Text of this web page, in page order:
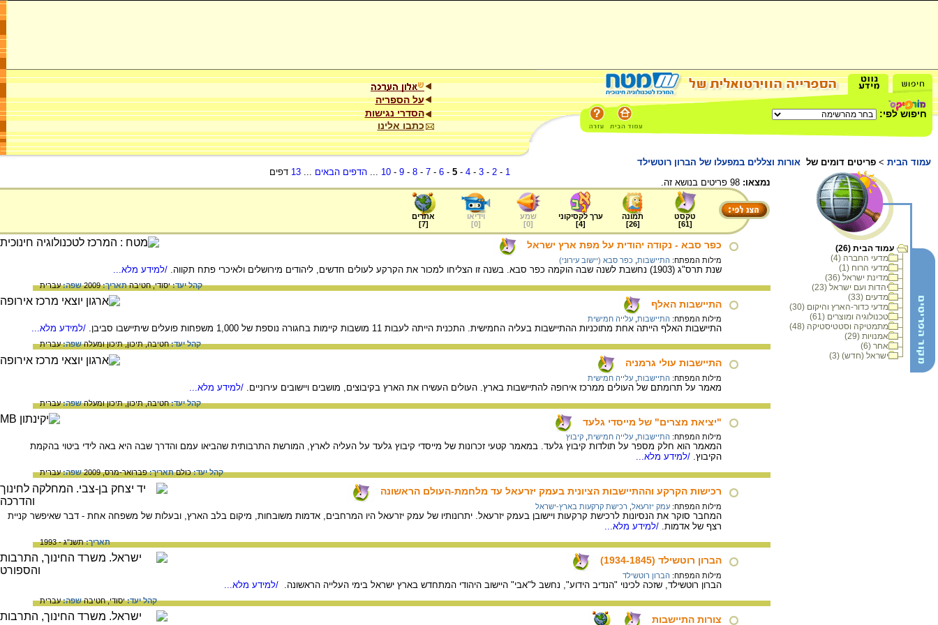
חיפוש לפי:
על הספריה
הסדרי נגישות
כתבו אלינו
עמוד הבית > פריטים דומים של אורות וצללים במפעלו של הברון רוטשילד
עמוד הבית (26)
מדעי החברה (4)
מדעי הרוח (1)
מדינת ישראל (36)
יהדות ועם ישראל (23)
מדעים (33)
מדעי כדור-הארץ והיקום (30)
טכנולוגיה ומוצרים (61)
מתמטיקה וסטטיסטיקה (48)
אמנויות (29)
אחר (6)
ישראל (חדש) (3)
1
-
2
-
3
-
4
-
5
-
6
-
7
-
8
-
9
-
10
...הדפים הבאים ...
13 דפים
נמצאו:
טקסט
[
61
]
תמונה
[
26
]
ערך לקסיקוני
[
4
]
שמע
[
0
]
וידיאו
[
0
]
אתרים
[
7
]
כפר סבא - נקודה יהודית על מפת ארץ ישראל
מילות המפתח: התיישבות כפר סבא (יישוב עירוני)
שנת תרס"ג (1903) נחשבת לשנה שבה הוקמה כפר סבא. בשנה זו הצליחו למכור את הקרקע לעולים חדשים, ליהודים מירושלים ולאיכרי פתח תקווה. /למידע מלא...
קהל יעד:יסודי,חטיבהתאריך:2009 שפה:עברית
התיישבות האלף
מילות המפתח: התיישבות עלייה חמישית
התיישבות האלף הייתה אחת מתוכניות ההתיישבות בעליה החמישית. התכנית הייתה לעבות 11 מושבות קיימות בחגורה נוספת של 1,000 משפחות פועלים שיתיישבו סביבן. /למידע מלא...
קהל יעד:חטיבה,תיכון,תיכון ומעלהשפה:עברית
התיישבות עולי גרמניה
מילות המפתח: התיישבות עלייה חמישית
מאמר על תרומתם של העולים ממרכז אירופה להתיישבות בארץ. העולים העשירו את הארץ בקיבוצים, מושבים ויישובים עירוניים. /למידע מלא...
קהל יעד:חטיבה,תיכון,תיכון ומעלהשפה:עברית
"יציאת מצרים" של מייסדי גלעד
מילות המפתח: התיישבות עלייה חמישית קיבוץ
המאמר הוא חלק מספר על תולדות קיבוץ גלעד. במאמר קטעי זכרונות של מייסדי קיבוץ גלעד על העליה לארץ, המורשת התרבותית שהביאו עמם והדרך שבה היא באה לידי ביטוי בהקמת
הקיבוץ. /למידע מלא...
קהל יעד:כולםתאריך:פברואר-מרס, 2009 שפה:עברית
רכישות הקרקע וההתיישבות הציונית בעמק יזרעאל עד מלחמת-העולם הראשונה
מילות המפתח: עמק יזרעאל רכישת קרקעות בארץ-ישראל
המחבר סוקר את הנסיונות לרכישת קרקעות ויישובן בעמק יזרעאל. יתרונותיו של עמק יזרעאל היו המרחבים, אדמות משובחות, מיקום בלב הארץ, ובעלות של משפחה אחת - דבר שאיפשר קניית
רצף של אדמות. /למידע מלא...
תאריך:תשנ"ג - 1993
הברון רוטשילד (1934-1845)
מילות המפתח: הברון רוטשילד
הברון רוטשילד, שזכה לכינוי "הנדיב הידוע", נחשב ל"אבי" היישוב היהודי המתחדש בארץ ישראל בימי העלייה הראשונה. /למידע מלא...
קהל יעד:יסודי,חטיבהשפה:עברית
צורות התיישבות